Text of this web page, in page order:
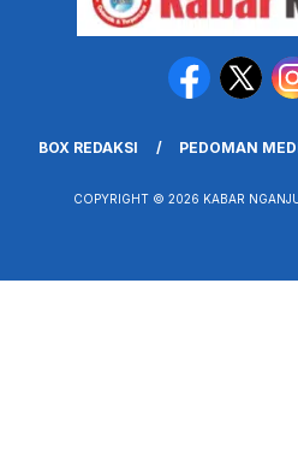
BOX REDAKSI PEDOMAN
COPYRIGHT © 2026 KABAR